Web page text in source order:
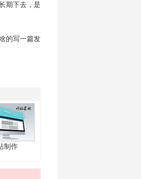
期下去，是
的写一篇发
制作